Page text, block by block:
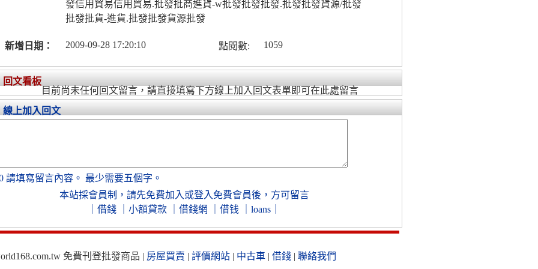
發信用貿易信用貿易.批發批商進貨-w批發批發批發.批發批發貨源/批發
批發批貨-進貨.批發批發貨源批發
新增日期： 2009-09-28 17:20:10 點閱數: 1059
回文看板
目前尚未任何回文留言，請直接填寫下方線上加入回文表單即可在此處留言
線上加入回文
請填寫留言內容。 最少需要五個字。
本站採會員制， 請先免費加入 或登入免費會員後，方可留言
借錢 小額貸款 借錢網 借钱 loans
免費刊登批發商品 | 房屋買賣 | 評價網站| 中古車| 借錢| 聯絡我們